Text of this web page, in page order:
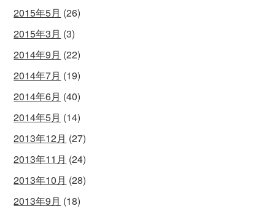
2015年5月 (26)
2015年3月 (3)
2014年9月 (22)
2014年7月 (19)
2014年6月 (40)
2014年5月 (14)
2013年12月 (27)
2013年11月 (24)
2013年10月 (28)
2013年9月 (18)